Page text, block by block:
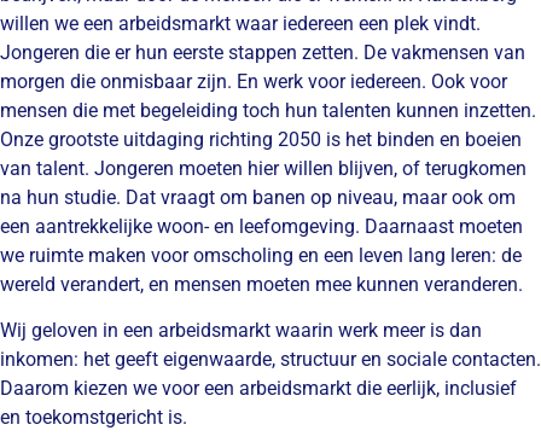
willen we een arbeidsmarkt waar iedereen een plek vindt.
Jongeren die er hun eerste stappen zetten. De vakmensen van
morgen die onmisbaar zijn. En werk voor iedereen. Ook voor
mensen die met begeleiding toch hun talenten kunnen inzetten.
Onze grootste uitdaging richting 2050 is het binden en boeien
van talent. Jongeren moeten hier willen blijven, of terugkomen
na hun studie. Dat vraagt om banen op niveau, maar ook om
een aantrekkelijke woon- en leefomgeving. Daarnaast moeten
we ruimte maken voor omscholing en een leven lang leren: de
wereld verandert, en mensen moeten mee kunnen veranderen.
Wij geloven in een arbeidsmarkt waarin werk meer is dan
inkomen: het geeft eigenwaarde, structuur en sociale contacten.
Daarom kiezen we voor een arbeidsmarkt die eerlijk, inclusief
en toekomstgericht is.